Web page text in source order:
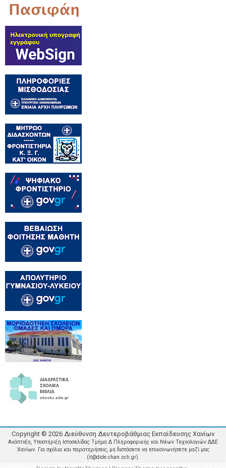
Copyright © 2026 Διεύθυνση Δευτεροβάθμιας Εκπαίδευσης Χανίων
Ανάπτυξη, Υποστήριξη Ιστοσελίδας Τμήμα Δ Πληροφορικής και Νέων Τεχνολογιών ΔΔΕ
Χανίων. Για σχόλια και παρατηρήσεις, μη διστάσετε να επικοινωνήσετε μαζί μας
(it@dide.chan.sch.gr).